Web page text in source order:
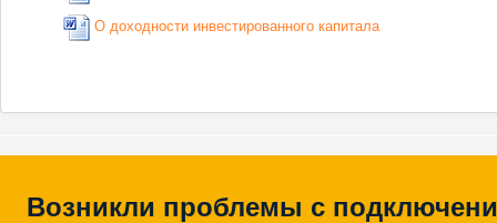
О доходности инвестированного капитала
Возникли проблемы с